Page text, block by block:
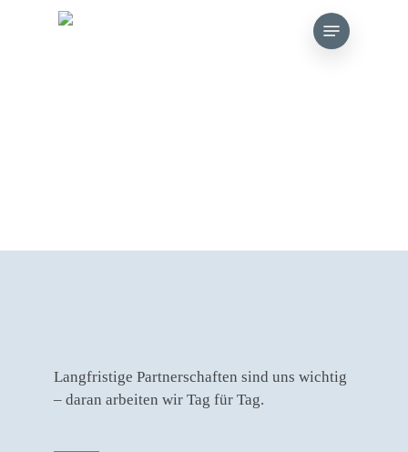
Menu
Langfristige Partnerschaften sind uns wichtig
– daran arbeiten wir Tag für Tag.